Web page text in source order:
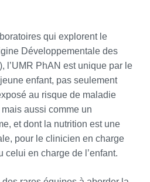
qui explorent le
Développementale des
l’UMR PhAN est unique par le
enfant, pas seulement
au risque de maladie
aussi comme un
et dont la nutrition est une
pour le clinicien en charge
celui en charge de l’enfant.